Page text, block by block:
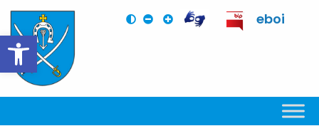
Otwórz pasek narzędzi
eboi